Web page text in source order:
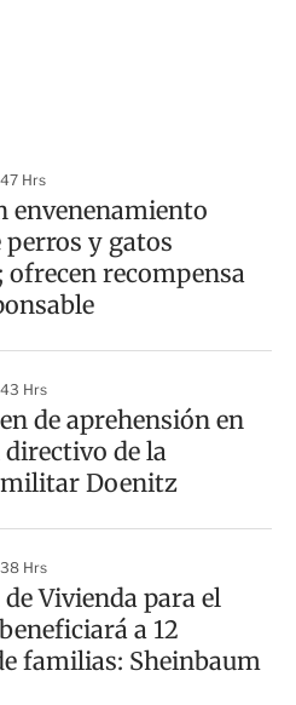
Hrs
envenenamiento
perros y gatos
ofrecen recompensa
Hrs
de aprehensión en
de la
Doenitz
Hrs
Vivienda para el
a 12
familias: Sheinbaum